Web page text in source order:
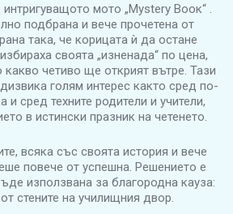
мото „Mystery Boок“ .
подбрана и вече прочетена от
така, че корицата ѝ да остане
своята „изненада“ по цена,
какво четиво ще открият вътре. Тази
голям интерес както сред по-
и сред техните родители и учители,
в истински празник на четенето.
всяка със своята история и вече
повече от успешна. Решението е
използвана за благородна кауза:
стените на училищния двор.